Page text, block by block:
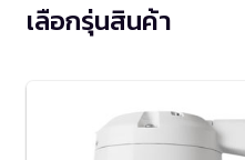
เลือกรุ่นสินค้า